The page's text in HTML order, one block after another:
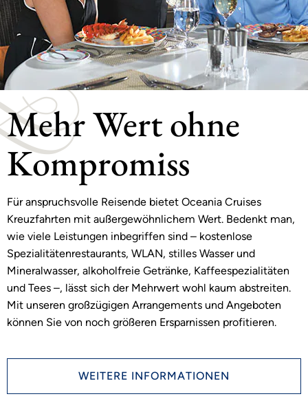
Mehr Wert ohne
Kompromiss
Für anspruchsvolle Reisende bietet Oceania Cruises
Kreuzfahrten mit außergewöhnlichem Wert. Bedenkt man,
wie viele Leistungen inbegriffen sind – kostenlose
Spezialitätenrestaurants, WLAN, stilles Wasser und
Mineralwasser, alkoholfreie Getränke, Kaffeespezialitäten
und Tees –, lässt sich der Mehrwert wohl kaum abstreiten.
Mit unseren großzügigen Arrangements und Angeboten
können Sie von noch größeren Ersparnissen profitieren.
WEITERE INFORMATIONEN